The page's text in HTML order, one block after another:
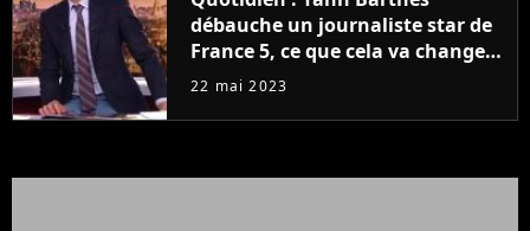
débauche un journaliste star de
France 5, ce que cela va changer
à la rentrée
22 mai 2023